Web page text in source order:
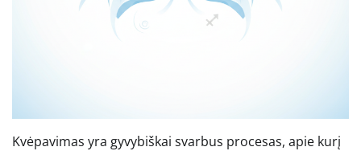
Kvėpavimas yra gyvybiškai svarbus procesas, apie kurį